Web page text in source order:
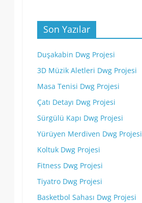
Son Yazılar
Duşakabin Dwg Projesi
3D Müzik Aletleri Dwg Projesi
Masa Tenisi Dwg Projesi
Çatı Detayı Dwg Projesi
Sürgülü Kapı Dwg Projesi
Yürüyen Merdiven Dwg Projesi
Koltuk Dwg Projesi
Fitness Dwg Projesi
Tiyatro Dwg Projesi
Basketbol Sahası Dwg Projesi